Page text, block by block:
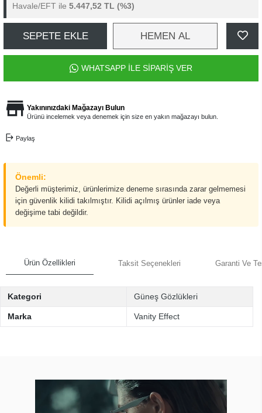
Havale/EFT ile 5.447,52 TL (%3)
SEPETE EKLE HEMEN AL
WHATSAPP İLE SİPARİŞ VER
Yakınınızdaki Mağazayı Bulun
Ürünü incelemek veya denemek için size en yakın mağazayı bulun.
Paylaş
Önemli:
Değerli müşterimiz, ürünlerimize deneme sırasında zarar gelmemesi
için güvenlik kilidi takılmıştır. Kilidi açılmış ürünler iade veya
değişime tabi değildir.
Ürün Özellikleri Taksit Seçenekleri Garanti Ve
Kategori Güneş Gözlükleri
Marka Vanity Effect